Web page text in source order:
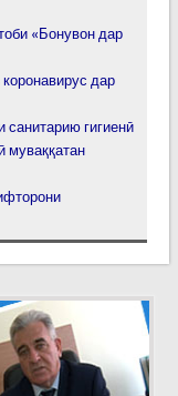
«Бонувон дар
дар
санитарию гигиенӣ
муваққатан